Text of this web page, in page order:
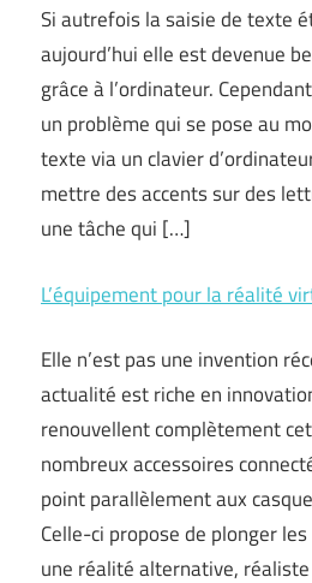
Si autrefois la saisie de texte
aujourd’hui elle est devenue
grâce à l’ordinateur.
un problème qui se pose au
texte via un clavier
mettre des accents sur des
une tâche qui […]
L’équipement pour la réalité
Elle n’est pas une invention
actualité est riche en
renouvellent complètement
nombreux accessoires
point parallèlement aux
Celle-ci propose de plonger
une réalité alternative,